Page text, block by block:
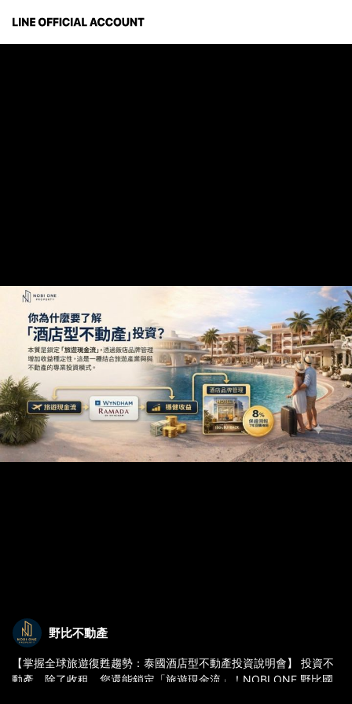
野比不動產
【掌握全球旅遊復甦趨勢：泰國酒店型不動產投資說明會】 投資不
動產，除了收租，您還能鎖定「旅遊現金流」！NOBI ONE 野比國